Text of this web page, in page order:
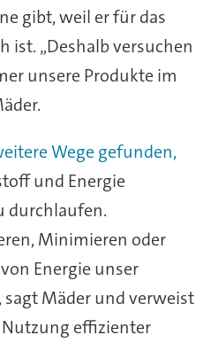
gibt, weil er für das
ist. „Deshalb versuchen
unsere Produkte im
Wege gefunden,
und Energie
durchlaufen.
Minimieren oder
Energie unser
sagt Mäder und verweist
effizienter